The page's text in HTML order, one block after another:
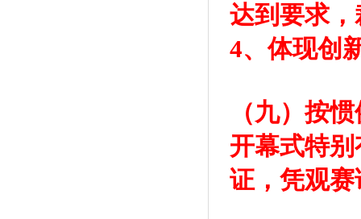
达到要求
4、体现创
（九）按
开幕式特
证，凭观